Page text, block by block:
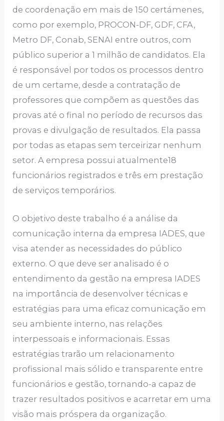
de coordenação em mais de 150 certámenes,
como por exemplo, PROCON-DF, GDF, CFA,
Metro DF, Conab, SENAI entre outros, com
público superior a 1 milhão de candidatos. Ela
é responsável por todos os processos dentro
de um certame, desde a contratação de
professores que compõem as questões das
provas até o final no período de recursos das
provas e divulgação de resultados. Ela passa
por todas as etapas sem terceirizar nenhum
setor. A empresa possui atualmente18
funcionários registrados e três em prestação
de serviços temporários.
O objetivo deste trabalho é a análise da
comunicação interna da empresa IADES, que
visa atender as necessidades do público
externo. O que deve ser analisado é o
entendimento da gestão na empresa IADES
na importância de desenvolver técnicas e
estratégias para uma eficaz comunicação em
seu ambiente interno, nas relações
interpessoais e informacionais. Essas
estratégias trarão um relacionamento
profissional mais sólido e transparente entre
funcionários e gestão, tornando-a capaz de
trazer resultados positivos e acarretar em uma
visão mais próspera da organização.